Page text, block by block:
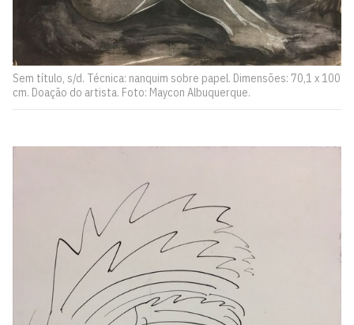
Sem título, s/d. Técnica: nanquim sobre papel. Dimensões: 70,1 x 100
cm. Doação do artista. Foto: Maycon Albuquerque.